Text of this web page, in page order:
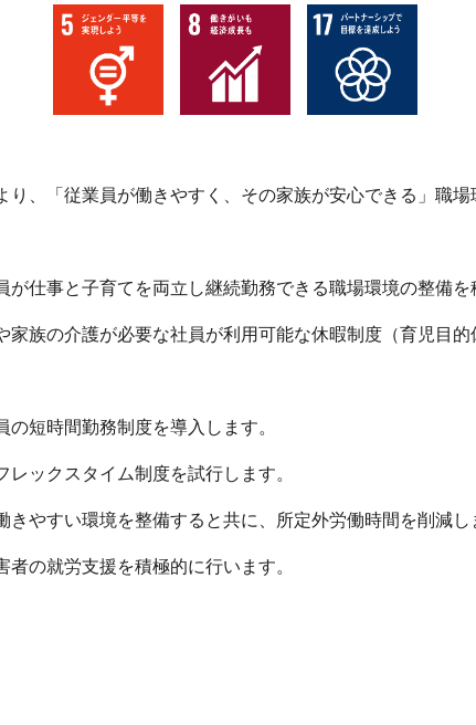
り、「従業員が働きやすく、その家族が安心できる」職場
が仕事と子育てを両立し継続勤務できる職場環境の整備を
族の介護が必要な社員が利用可能な休暇制度（育児目的
短時間勤務制度を導入します。
ックスタイム制度を試行します。
きやすい環境を整備すると共に、所定外労働時間を削減し
の就労支援を積極的に行います。